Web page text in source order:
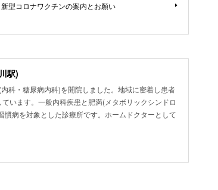
新型コロナワクチンの案内とお願い
駅)
科・糖尿病内科)を開院しました。地域に密着し患者
います。一般内科疾患と肥満(メタボリックシンドロ
病を対象とした診療所です。ホームドクターとして